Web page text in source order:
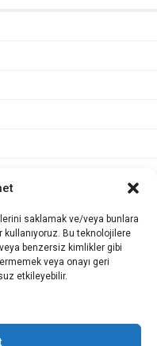
saklamak ve/veya bunlara
Bu teknolojilere
benzersiz kimlikler gibi
veya onayı geri
etkileyebilir.